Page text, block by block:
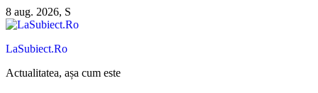
Sari
la
8 aug. 2026, S
LaSubiect.Ro
Actualitatea, așa cum este